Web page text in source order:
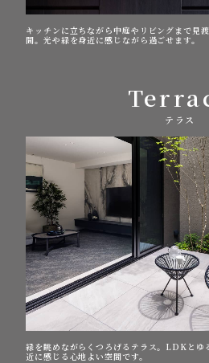
キッチンに立ちながら中庭やリビングまで見
間。光や緑を身近に感じながら過ごせます。
テラス
緑を眺めながらくつろげるテラス。LDKとゆ
近に感じる心地よい空間です。